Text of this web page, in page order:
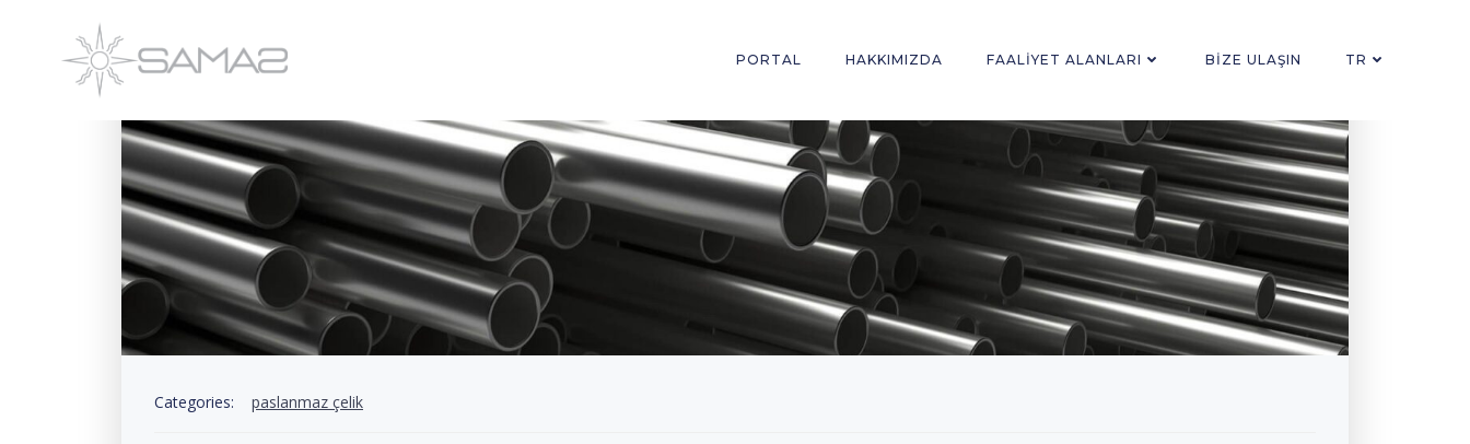
PORTAL HAKKIMIZDA FAALIYET ALANLARI BIZE ULAŞIN TR
Categories: paslanmaz çelik